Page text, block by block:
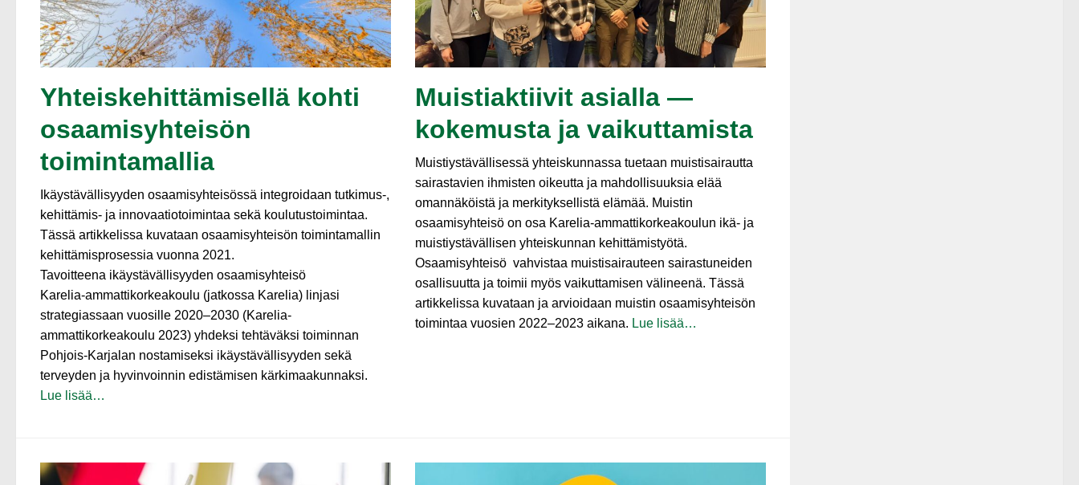
Yhteiskehittämisellä kohti
osaamisyhteisön
toimintamallia
Ikäystävällisyyden osaamisyhteisössä integroidaan tutkimus‑,
kehittämis- ja innovaatiotoimintaa sekä koulutustoimintaa.
Tässä artikkelissa kuvataan osaamisyhteisön toimintamallin
kehittämisprosessia vuonna 2021.
Tavoitteena ikäystävällisyyden osaamisyhteisö
Karelia-ammattikorkeakoulu (jatkossa Karelia) linjasi
strategiassaan vuosille 2020–2030 (Karelia-
ammattikorkeakoulu 2023) yhdeksi tehtäväksi toiminnan
Pohjois-Karjalan nostamiseksi ikäystävällisyyden sekä
terveyden ja hyvinvoinnin edistämisen kärkimaakunnaksi.
Lue lisää…
Muistiaktiivit asialla —
kokemusta ja vaikuttamista
Muistiystävällisessä yhteiskunnassa tuetaan muistisairautta
sairastavien ihmisten oikeutta ja mahdollisuuksia elää
omannäköistä ja merkityksellistä elämää. Muistin
osaamisyhteisö on osa Karelia-ammattikorkeakoulun ikä- ja
muistiystävällisen yhteiskunnan kehittämistyötä.
Osaamisyhteisö vahvistaa muistisairauteen sairastuneiden
osallisuutta ja toimii myös vaikuttamisen välineenä. Tässä
artikkelissa kuvataan ja arvioidaan muistin osaamisyhteisön
toimintaa vuosien 2022–2023 aikana. Lue lisää…